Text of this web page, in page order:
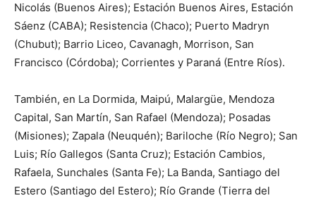
Nicolás (Buenos Aires); Estación Buenos Aires, Estación
Sáenz (CABA); Resistencia (Chaco); Puerto Madryn
(Chubut); Barrio Liceo, Cavanagh, Morrison, San
Francisco (Córdoba); Corrientes y Paraná (Entre Ríos).
También, en La Dormida, Maipú, Malargüe, Mendoza
Capital, San Martín, San Rafael (Mendoza); Posadas
(Misiones); Zapala (Neuquén); Bariloche (Río Negro); San
Luis; Río Gallegos (Santa Cruz); Estación Cambios,
Rafaela, Sunchales (Santa Fe); La Banda, Santiago del
Estero (Santiago del Estero); Río Grande (Tierra del